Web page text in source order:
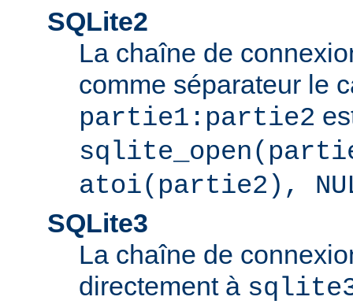
SQLite2
La chaîne de
comme séparateur le
partie1:partie2
atoi(partie2),
SQLite3
La chaîne de
directement à